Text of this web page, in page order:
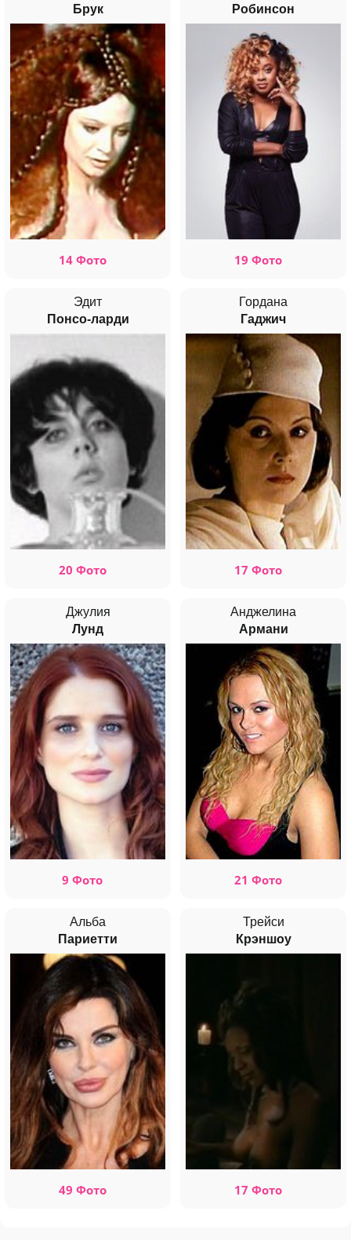
Брук
14 Фото
Робинсон
19 Фото
Эдит
Понсо-ларди
20 Фото
Гордана
Гаджич
17 Фото
Джулия
Лунд
9 Фото
Анджелина
Армани
21 Фото
Альба
Париетти
49 Фото
Трейси
Крэншоу
17 Фото